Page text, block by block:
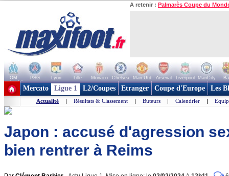
A retenir : Palmarès Coupe du
OM PSG Lyon Lille Monaco Chelsea Man Utd Arsenal Liverpool ManCity
+ de clubs
Mercato Ligue 1 L2/Coupes Etranger Coupe d'Europe Les
Actualité | Résultats & Classement | Buteurs | Calendrier |
Japon : accusé d'agression
bien rentrer à Reims